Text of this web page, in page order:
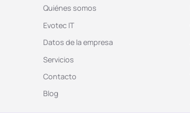
Quiénes somos
Evotec IT
Datos de la empresa
Servicios
Contacto
Blog